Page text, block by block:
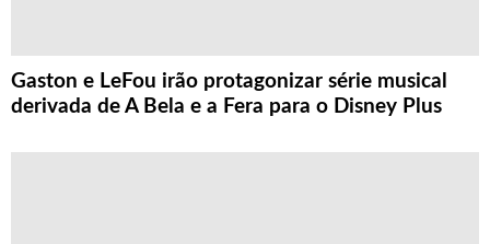
Gaston e LeFou irão protagonizar série musical
derivada de A Bela e a Fera para o Disney Plus